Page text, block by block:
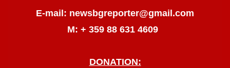
E-mail: newsbgreporter@gmail.com
М: + 359 88 631 4609
DONATION: